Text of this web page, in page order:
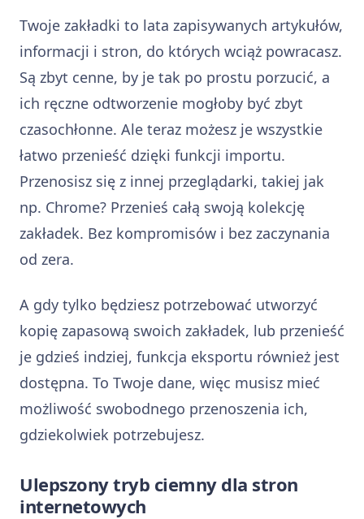
Twoje zakładki to lata zapisywanych artykułów,
informacji i stron, do których wciąż powracasz.
Są zbyt cenne, by je tak po prostu porzucić, a
ich ręczne odtworzenie mogłoby być zbyt
czasochłonne. Ale teraz możesz je wszystkie
łatwo przenieść dzięki funkcji importu.
Przenosisz się z innej przeglądarki, takiej jak
np. Chrome? Przenieś całą swoją kolekcję
zakładek. Bez kompromisów i bez zaczynania
od zera.
A gdy tylko będziesz potrzebować utworzyć
kopię zapasową swoich zakładek, lub przenieść
je gdzieś indziej, funkcja eksportu również jest
dostępna. To Twoje dane, więc musisz mieć
możliwość swobodnego przenoszenia ich,
gdziekolwiek potrzebujesz.
Ulepszony tryb ciemny dla stron
internetowych